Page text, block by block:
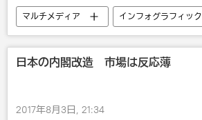
マルチメディア
インフォグラフィック
ロシア
日本の内閣改造 市場は反応薄
2017年8月3日, 21:34